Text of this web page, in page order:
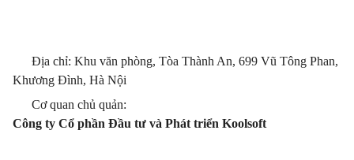
Địa chỉ: Khu văn phòng, Tòa Thành An, 699 Vũ Tông Phan,
Khương Đình, Hà Nội
Cơ quan chủ quản:
Công ty Cổ phần Đầu tư và Phát triển Koolsoft